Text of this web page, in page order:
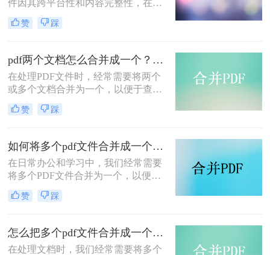
件因其跨平台性和内容完整性，在日
常办公和学习中得到了广泛应用。有
时，我们需要将多个PDF文件合并为
么合并pdf怎么合并呢？本文将介绍两
种常见的PDF合并方法。
赞 踩
pdf两个文档怎么合并成一个？这4种合并方法快来看看！
在处理PDF文件时，经常需要将两个
或多个文档合并为一个，以便于查
阅、分享或存档。那么pdf两个文档怎
么合并成一个呢？本文将介绍四种常
赞 踩
如何将多个pdf文件合并成一个？这3种方法轻松合并文件！
在日常办公和学习中，我们经常需要
将多个PDF文件合并为一个，以便于
分享、存储和管理。那么如何将多个
pdf文件合并成一个呢？本文将介绍四
法，帮助您轻松完成PDF文件的合并
任务。
赞 踩
怎么把多个pdf文件合并成一个？试试看这二种转换方式！
在处理文档时，我们经常需要将多个